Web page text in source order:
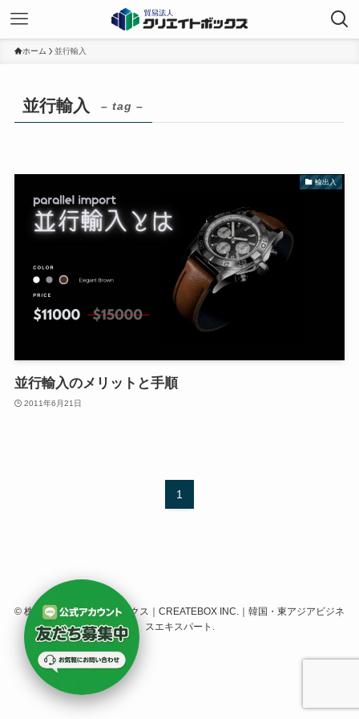
ホーム 並行輸入
並行輸入 – tag –
輸出入
並行輸入のメリットと手順
2011年6月21日
1
© 株式会社クリエイトボックス｜CREATEBOX INC.｜韓国・東アジアビジネ
スエキスパート.